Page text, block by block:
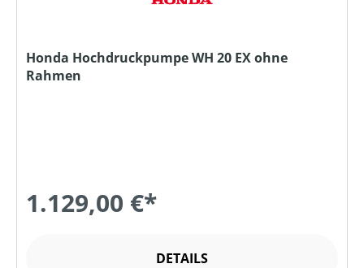
Honda Hochdruckpumpe WH 20 EX ohne
Rahmen
1.129,00 €*
DETAILS